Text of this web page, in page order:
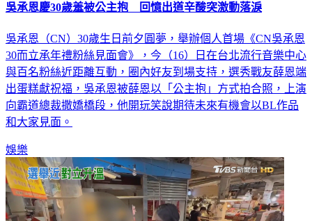
吳承恩慶30歲羞被公主抱 回憶出道辛酸突激動落淚
吳承恩（CN）30歲生日前夕圓夢，舉辦個人首場《CN吳承恩
30而立承年禮粉絲見面會》，今（16）日在台北流行音樂中心
與百名粉絲近距離互動，圈內好友到場支持，選秀戰友薛恩端
出蛋糕獻祝福，吳承恩被薛恩以「公主抱」方式拍合照，上演
向霸道總裁撒嬌橋段，他開玩笑說期待未來有機會以BL作品
和大家見面。
娛樂